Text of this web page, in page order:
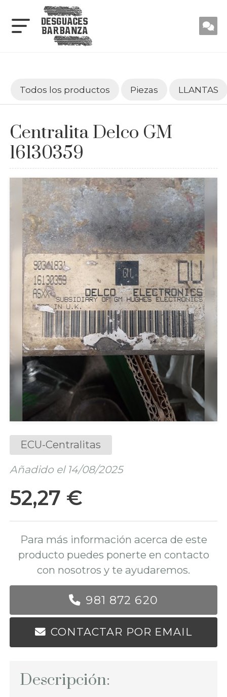
Todos los productos Piezas LLANTAS
Centralita Delco GM
16130359
ECU-Centralitas
Añadido el 14/08/2025
52,27 €
Para más información acerca de este
producto puedes ponerte en contacto
con nosotros y te ayudaremos.
981 872 620
CONTACTAR POR EMAIL
Descripción: